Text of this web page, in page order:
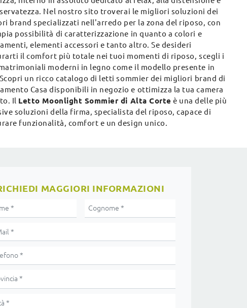
Nel nostro sito troverai le migliori soluzioni dei
brand specializzati nell'arredo per la zona del riposo, con
possibilità di caratterizzazione in quanto a colori e
elementi accessori e tanto altro. Se desideri
il comfort più totale nei tuoi momenti di riposo, scegli i
moderni in legno come il modello presente in
un ricco catalogo di letti sommier dei migliori brand di
Casa disponibili in negozio e ottimizza la tua camera
Il Letto Moonlight Sommier di Alta Corte è una delle più
soluzioni della firma, specialista del riposo, capace di
funzionalità, comfort e un design unico.
MAGGIORI INFORMAZIONI